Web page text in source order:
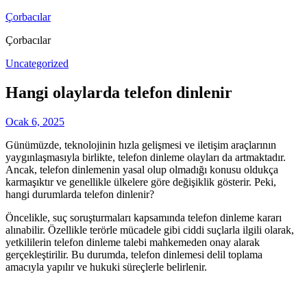
Skip
content
Çorbacılar
Çorbacılar
Uncategorized
Hangi olaylarda telefon dinlenir
Ocak 6, 2025
Günümüzde, teknolojinin hızla gelişmesi ve iletişim araçlarının
yaygınlaşmasıyla birlikte, telefon dinleme olayları da artmaktadır.
Ancak, telefon dinlemenin yasal olup olmadığı konusu oldukça
karmaşıktır ve genellikle ülkelere göre değişiklik gösterir. Peki,
hangi durumlarda telefon dinlenir?
Öncelikle, suç soruşturmaları kapsamında telefon dinleme kararı
alınabilir. Özellikle terörle mücadele gibi ciddi suçlarla ilgili olarak,
yetkililerin telefon dinleme talebi mahkemeden onay alarak
gerçekleştirilir. Bu durumda, telefon dinlemesi delil toplama
amacıyla yapılır ve hukuki süreçlerle belirlenir.